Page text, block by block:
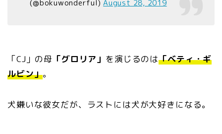
(@bokuwonderful)August 28, 2019
「CJ」の母 「グロリア」 を演じるのは「ベティ・ギ
ルビン」。
犬嫌いな彼女だが、ラストには犬が大好きになる。